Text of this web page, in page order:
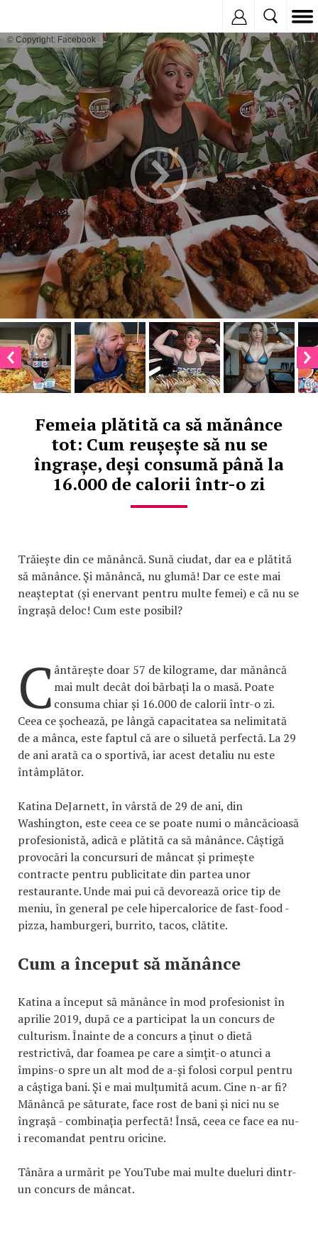
© Copyright: Facebook
Femeia plătită ca să mănânce
tot: Cum reușește să nu se
îngrașe, deși consumă până la
16.000 de calorii într-o zi
Trăiește din ce mănâncă. Sună ciudat, dar ea e plătită
să mănânce. Și mănâncă, nu glumă! Dar ce este mai
neașteptat (și enervant pentru multe femei) e că nu se
îngrașă deloc! Cum este posibil?
C ântărește doar 57 de kilograme, dar mănâncă
mai mult decât doi bărbați la o masă. Poate
consuma chiar și 16.000 de calorii într-o zi.
Ceea ce șochează, pe lângă capacitatea sa nelimitată
de a mânca, este faptul că are o siluetă perfectă. La 29
de ani arată ca o sportivă, iar acest detaliu nu este
întâmplător.
Katina DeJarnett, în vârstă de 29 de ani, din
Washington, este ceea ce se poate numi o mâncăcioasă
profesionistă, adică e plătită ca să mânânce. Câștigă
provocări la concursuri de mâncat și primește
contracte pentru publicitate din partea unor
restaurante. Unde mai pui că devorează orice tip de
meniu, în general pe cele hipercalorice de fast-food -
pizza, hamburgeri, burrito, tacos, clătite.
Cum a început să mănânce
Katina a început să mănânce în mod profesionist în
aprilie 2019, după ce a participat la un concurs de
culturism. Înainte de a concurs a ținut o dietă
restrictivă, dar foamea pe care a simțit-o atunci a
împins-o spre un alt mod de a-și folosi corpul pentru
a câștiga bani. Și e mai mulțumită acum. Cine n-ar fi?
Mănâncă pe săturate, face rost de bani și nici nu se
îngrașă - combinația perfectă! Însă, ceea ce face ea nu-
i recomandat pentru oricine.
Tânăra a urmărit pe YouTube mai multe dueluri dintr-
un concurs de mâncat.